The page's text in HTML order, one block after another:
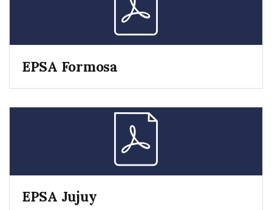
EPSA Formosa
EPSA Jujuy